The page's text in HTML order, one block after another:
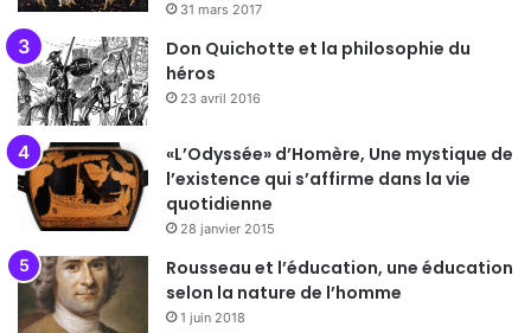
31 mars 2017
Don Quichotte et la philosophie du
héros
23 avril 2016
«L’Odyssée» d’Homère, Une mystique de
l’existence qui s’affirme dans la vie
quotidienne
28 janvier 2015
Rousseau et l’éducation, une éducation
selon la nature de l’homme
1 juin 2018